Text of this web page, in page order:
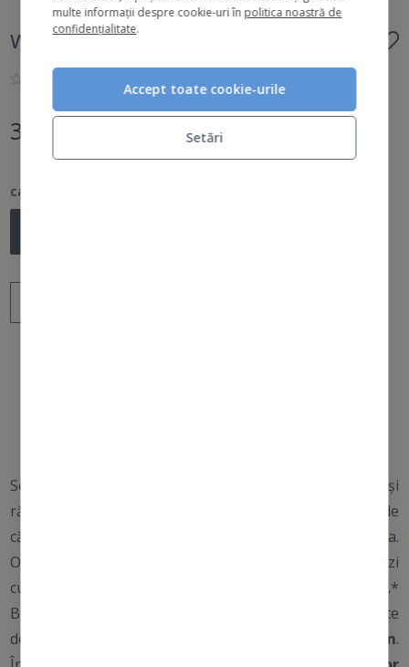
warmth of the winter sun kit
359 lei
cantitate
Sezonul acesta, bucură-te de soarele de iarnă — și
răsfață-te cu trei formule de îngrijire de zi, în format de
călătorie, menite să lumineze și să protejeze pielea.
Obține o piele mai luminoasă și mai netedă în fiecare zi
cu
, exfoliantul nostru pudră nr. 1.*
Bucură-te de efectele de fermitate și luminozitate oferite
de vitamina C ultra-stabilă din
BioLumin-C Serum.
multe informații despre cookie-uri în politica noastră de
confidențialitate.
Accept toate cookie-urile
Setări